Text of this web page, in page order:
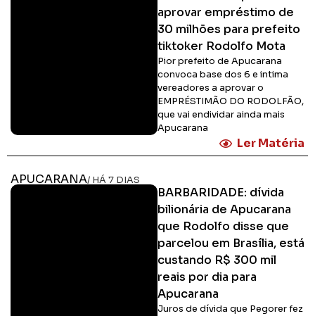
aprovar empréstimo de
30 milhões para prefeito
tiktoker Rodolfo Mota
Pior prefeito de Apucarana
convoca base dos 6 e intima
vereadores a aprovar o
EMPRÉSTIMÃO DO RODOLFÃO,
que vai endividar ainda mais
Apucarana
Ler Matéria
APUCARANA/ HÁ 7 DIAS
BARBARIDADE: dívida
bilionária de Apucarana
que Rodolfo disse que
parcelou em Brasília, está
custando R$ 300 mil
reais por dia para
Apucarana
Juros de dívida que Pegorer fez